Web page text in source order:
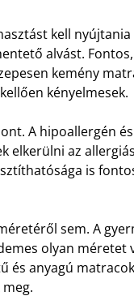
kell
alvást.
kemény
kényelmesek.
A hipoallergén
elkerülni az
is
sem. A
olyan méretet
és anyagú